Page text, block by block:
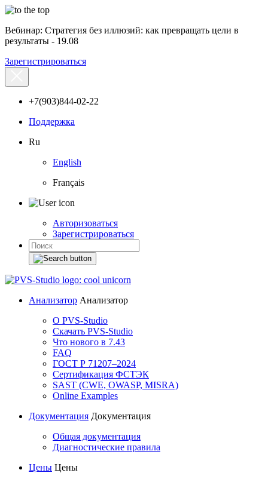
Вебинар: Стратегия без иллюзий: как превращать цели в
результаты - 19.08
Зарегистрироваться
+7(903)844-02-22
Поддержка
Ru
English
Français
Авторизоваться
Зарегистрироваться
Анализатор Анализатор
О PVS-Studio
Скачать PVS-Studio
Что нового в 7.43
FAQ
ГОСТ Р 71207–2024
Сертификация ФСТЭК
SAST (CWE, OWASP, MISRA)
Online Examples
Документация Документация
Общая документация
Диагностические правила
Цены Цены